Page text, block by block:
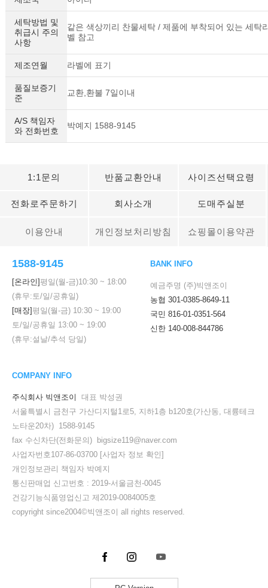
세탁방법 및
취급시 주의
사항
같은 색상끼리 찬물세탁 / 제품에 부착되어 있는 세탁
벨 참고
제조연월 라벨에 표기
품질보증기
준
교환,환불 7일이내
A/S 책임자
와 전화번호
박예지 1588-9145
1:1문의 반품교환안내 사이즈선택요령
전화로주문하기 회사소개 도매주실분
이용안내 개인정보처리방침 쇼핑몰이용약관
1588-9145
[온라인]평일(월-금)10:30 ~ 18:00
(휴무:토/일/공휴일)
[매장]평일(월-금) 10:30 ~ 19:00
토/일/공휴일 13:00 ~ 19:00
(휴무:설날/추석 당일)
BANK INFO
예금주명 (주)빅앤조이
농협 301-0385-8649-11
국민 816-01-0351-564
신한 140-008-844786
COMPANY INFO
주식회사 빅앤조이
대표 박성권
서울특별시 금천구 가산디지털1로5, 지하1층 b120호(가산동, 대륭테크
노타운20차) 1588-9145
fax 수신차단(전화문의) bigsize119@naver.com
사업자번호107-86-03700 [사업자 정보 확인]
개인정보관리 책임자 박예지
통신판매업 신고번호 : 2019-서울금천-0045
건강기능식품영업신고 제2019-0084005호
copyright since2004©빅앤조이 all rights reserved.